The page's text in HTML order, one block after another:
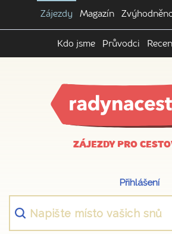
Zájezdy Magazín
Kdo jsme Průvodci
ZÁJEZDY PRO
Přihlášení